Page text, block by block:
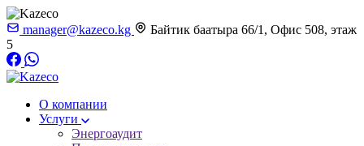
manager@kazeco.kg
Байтик баатыра 66/1, Офис 508, этаж
5
О компании
Услуги
Энергоаудит